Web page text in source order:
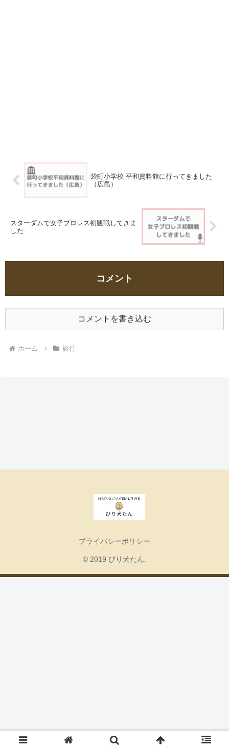
袋町小学校 平和資料館に行ってきました
（広島）
スターダムで女子プロレス初観戦してきま
した
コメント
コメントを書き込む
ホーム 旅行
プライバシーポリシー
© 2019 びり犬たん.